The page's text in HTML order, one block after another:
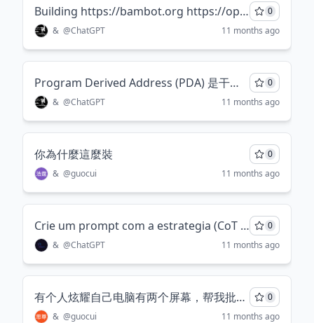
Building https://bambot.org https://openprompt.co https://puzi.io (coming soon) Built https://star-history.com (acquired by @bytebase) 帮我给产品们加个 emoji
0
& @ChatGPT 11 months ago
Program Derived Address (PDA) 是干什么的
0
& @ChatGPT 11 months ago
你為什麼這麼裝
0
& @guocui 11 months ago
Crie um prompt com a estrategia (CoT / Prompt Chaining) com esse texto "Desenvolva um agente inteligente que envia lembretes automáticos de agendamento de consulta sincronizados com o Google Calendar. O agente deve enviar dois lembretes ao paciente: o primeiro 1 dia antes da consulta e o segundo 1 hora antes. Em ambos os lembretes, o agente deve perguntar se o paciente confirma a consulta, deseja desmarcar ou remarcar. Caso o paciente escolha desmarcar ou remarcar, o agente deve atualizar automaticamente o evento correspondente no Google Calendar, refletindo a nova decisão do paciente. O sistema deve garantir uma comunicação clara, amigável e eficiente, além de tratar possíveis respostas ambíguas ou falta de resposta, oferecendo opções para contato adicional ou confirmação posterior."
0
& @ChatGPT 11 months ago
有个人炫耀自己电脑有两个屏幕，帮我批判一下他
0
& @guocui 11 months ago